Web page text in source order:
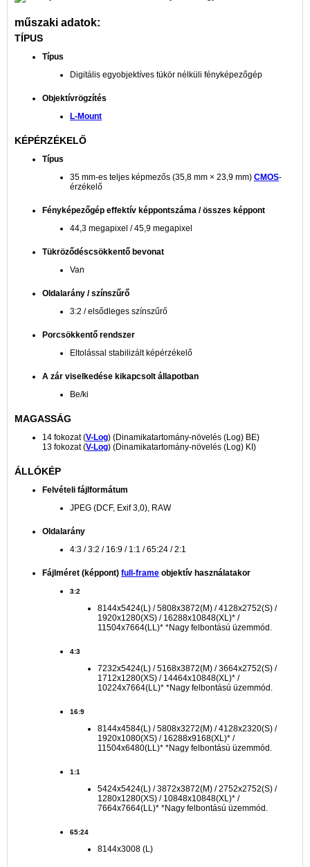
műszaki adatok:
TÍPUS
Típus
Digitális egyobjektíves tükör nélküli fényképezőgép
Objektívrögzítés
L-Mount
KÉPÉRZÉKELŐ
Típus
35 mm-es teljes képmezős (35,8 mm × 23,9 mm) CMOS-
érzékelő
Fényképezőgép effektív képpontszáma / összes képpont
44,3 megapixel / 45,9 megapixel
Tükröződéscsökkentő bevonat
Van
Oldalarány / színszűrő
3:2 / elsődleges színszűrő
Porcsökkentő rendszer
Eltolással stabilizált képérzékelő
A zár viselkedése kikapcsolt állapotban
Be/ki
MAGASSÁG
14 fokozat (V-Log) (Dinamikatartomány-növelés (Log) BE)
13 fokozat (V-Log) (Dinamikatartomány-növelés (Log) KI)
ÁLLÓKÉP
Felvételi fájlformátum
JPEG (DCF, Exif 3,0), RAW
Oldalarány
4:3 / 3:2 / 16:9 / 1:1 / 65:24 / 2:1
Fájlméret (képpont) full-frame objektív használatakor
3:2
8144x5424(L) / 5808x3872(M) / 4128x2752(S) /
1920x1280(XS) / 16288x10848(XL)* /
11504x7664(LL)* *Nagy felbontású üzemmód.
4:3
7232x5424(L) / 5168x3872(M) / 3664x2752(S) /
1712x1280(XS) / 14464x10848(XL)* /
10224x7664(LL)* *Nagy felbontású üzemmód.
16:9
8144x4584(L) / 5808x3272(M) / 4128x2320(S) /
1920x1080(XS) / 16288x9168(XL)* /
11504x6480(LL)* *Nagy felbontású üzemmód.
1:1
5424x5424(L) / 3872x3872(M) / 2752x2752(S) /
1280x1280(XS) / 10848x10848(XL)* /
7664x7664(LL)* *Nagy felbontású üzemmód.
65:24
8144x3008 (L)